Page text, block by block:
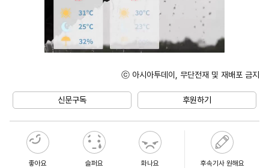
ⓒ 아시아투데이, 무단전재 및 재배포 금지
신문구독 후원하기
좋아요 슬퍼요 화나요 후속기사 원해요